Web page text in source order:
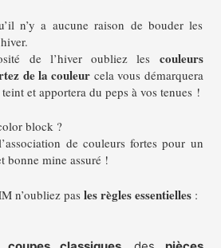
n’y a aucune raison de bouder les
de l’hiver oubliez les couleurs
de la couleur cela vous démarquera
et apportera du peps à vos tenues !
block ?
de couleurs fortes pour un
bonne mine assuré !
n’oubliez pas les règles essentielles: